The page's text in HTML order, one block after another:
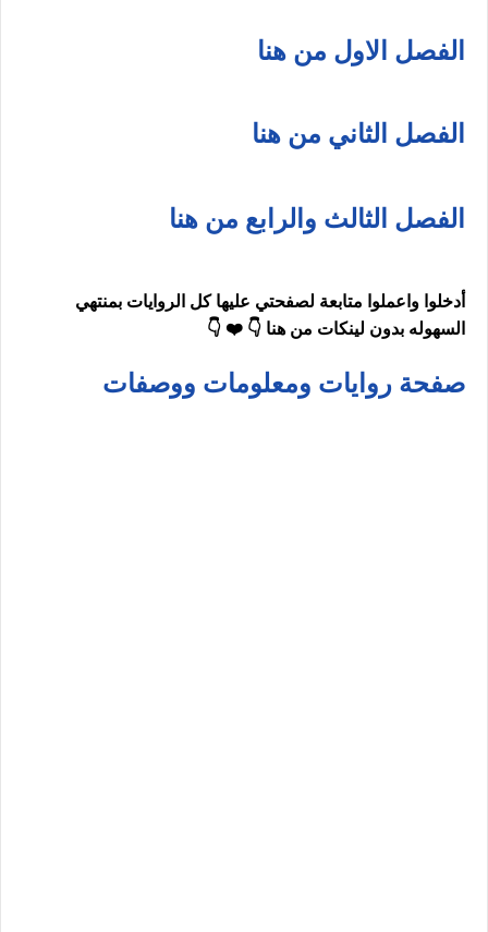
الفصل الاول من هنا
الفصل الثاني من هنا
الفصل الثالث والرابع من هنا
أدخلوا واعملوا متابعة لصفحتي عليها كل الروايات بمنتهي
السهوله بدون لينكات من هنا 👇 ❤️ 👇
صفحة روايات ومعلومات ووصفات